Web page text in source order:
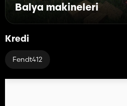
Balya makineleri
Kredi
Fendt412